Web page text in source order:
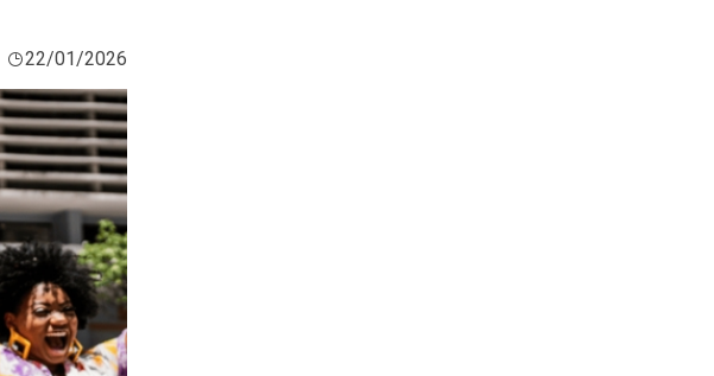
22/01/2026